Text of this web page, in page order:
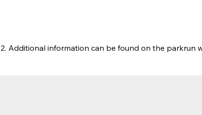
Additional information can be found on the parkrun